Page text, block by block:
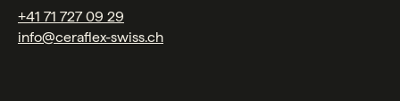
+41 71 727 09 29
info@ceraflex-swiss.ch